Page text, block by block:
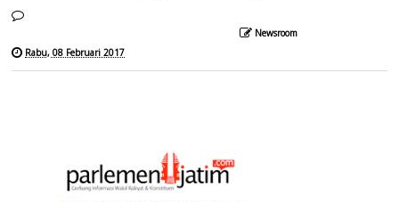
Newsroom
Rabu, 08 Februari 2017